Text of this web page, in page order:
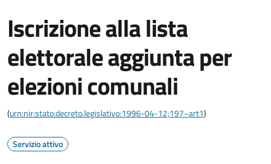
Iscrizione alla lista
elettorale aggiunta per
elezioni comunali
(urn:nir:stato:decreto.legislativo:1996-04-12;197~art1)
Servizio attivo